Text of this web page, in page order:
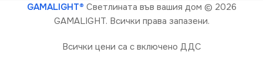
GAMALIGHT® Светлината във вашия дом © 2026
GAMALIGHT. Всички права запазени.
Всички цени са с включено ДДС